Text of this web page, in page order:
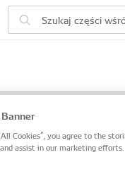
/ numer OE lub
Banner
Cookies”, you agree to the
assist in our marketing efforts.